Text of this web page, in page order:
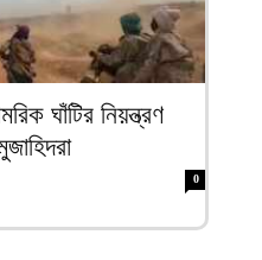
ঘাঁটির নিয়ন্ত্রণ
0